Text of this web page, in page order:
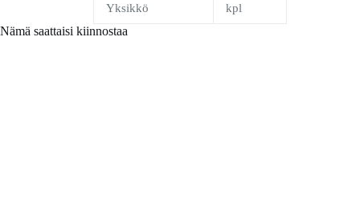
Yksikkö kpl
Nämä saattaisi kiinnostaa